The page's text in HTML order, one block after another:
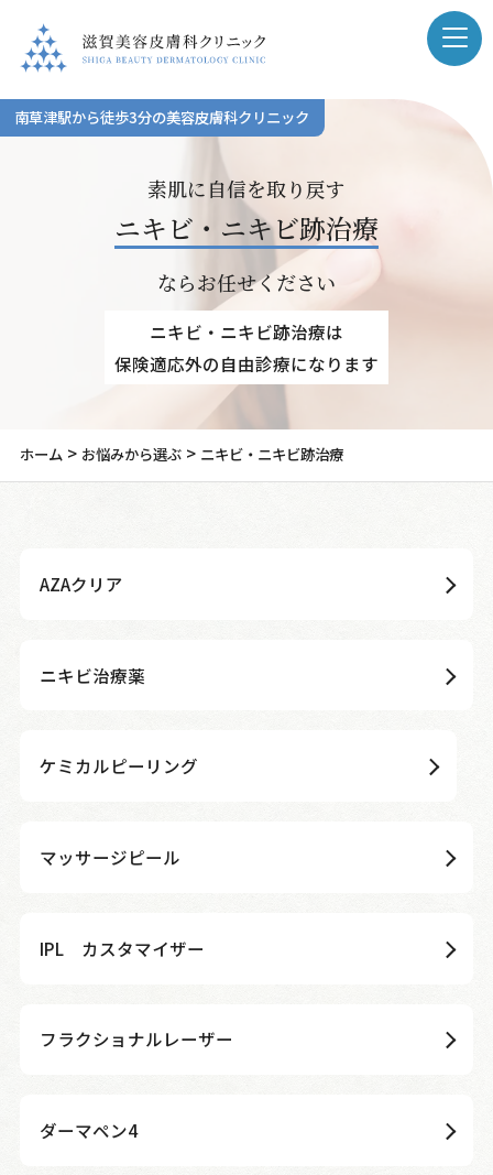
南草津駅から徒歩3分の美容皮膚科クリニック
素肌に自信を取り戻す
ニキビ・ニキビ跡治療
ならお任せください
ニキビ・ニキビ跡治療は
保険適応外の自由診療になります
ホーム > お悩みから選ぶ> ニキビ・ニキビ跡治療
AZAクリア
ニキビ治療薬
ケミカルピーリング
マッサージピール
IPL カスタマイザー
フラクショナルレーザー
ダーマペン4